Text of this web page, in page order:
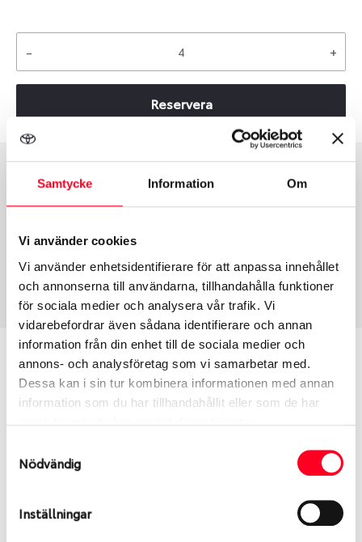
Samtycke Information Om
Vi använder cookies
Vi använder enhetsidentifierare för att anpassa innehållet
och annonserna till användarna, tillhandahålla funktioner
för sociala medier och analysera vår trafik. Vi
vidarebefordrar även sådana identifierare och annan
information från din enhet till de sociala medier och
annons- och analysföretag som vi samarbetar med.
Dessa kan i sin tur kombinera informationen med annan
information som du har tillhandahållit eller som de har
Nödvändig
Inställningar
- +
Reservera
Group
Fälg PV/C LM
Tum
16
50
Centre Diameter
108
Art nummer
8027
Passar denna fälg min bil?
Ange registreringsnummer för att se om den fälg
Ibland kan fälgen ha bytts ut under årens lopp och
inte vara samma dimension som bilen hade ut från